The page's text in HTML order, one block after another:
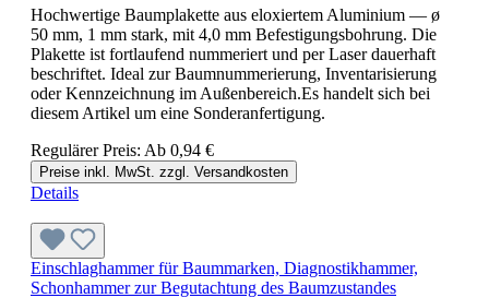
Hochwertige Baumplakette aus eloxiertem Aluminium — ø
50 mm, 1 mm stark, mit 4,0 mm Befestigungsbohrung. Die
Plakette ist fortlaufend nummeriert und per Laser dauerhaft
beschriftet. Ideal zur Baumnummerierung, Inventarisierung
oder Kennzeichnung im Außenbereich.Es handelt sich bei
diesem Artikel um eine Sonderanfertigung.
Regulärer Preis: Ab 0,94 €
Preise inkl. MwSt. zzgl. Versandkosten
Details
Einschlaghammer für Baummarken, Diagnostikhammer,
Schonhammer zur Begutachtung des Baumzustandes